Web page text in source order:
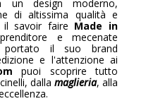
un design moderno,
di altissima qualità e
il savoir faire Made in
e mecenate
il suo brand
e l'attenzione ai
puoi scoprire tutto
dalla maglieria, alla